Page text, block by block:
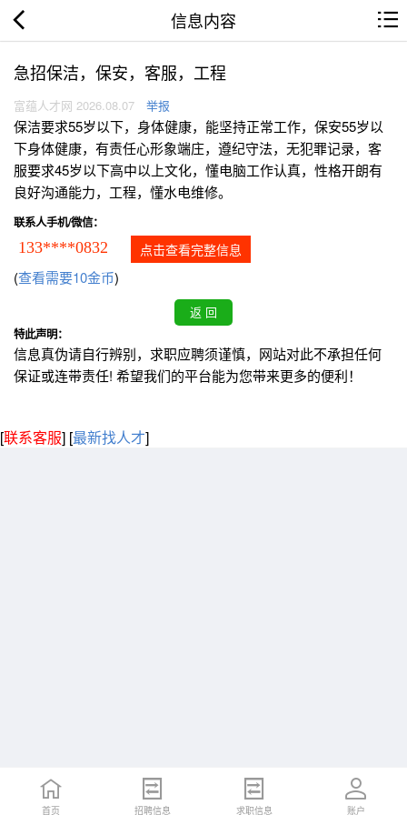
信息内容
急招保洁，保安，客服，工程
富蕴人才网 2026.08.07 举报
保洁要求55岁以下，身体健康，能坚持正常工作，保安55岁以
下身体健康，有责任心形象端庄，遵纪守法，无犯罪记录，客
服要求45岁以下高中以上文化，懂电脑工作认真，性格开朗有
良好沟通能力，工程，懂水电维修。
联系人手机/微信：
133****0832 点击查看完整信息
(查看需要10金币)
特此声明：
信息真伪请自行辨别，求职应聘须谨慎，网站对此不承担任何
保证或连带责任! 希望我们的平台能为您带来更多的便利！
[联系客服] [最新找人才]
首页 招聘信息 求职信息 账户